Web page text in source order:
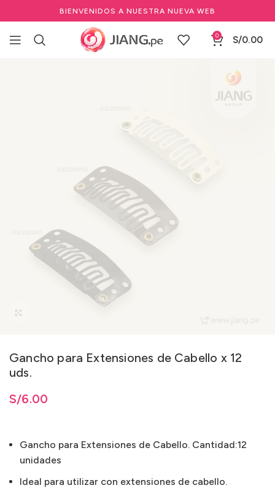
BIENVENIDOS A NUESTRA NUEVA WEB
0 S/0.00
Herramientas de salón de belleza
Gancho para Extensiones de Cabello x 12
uds.
S/6.00
S/6.00
Gancho para Extensiones de Cabello. Cantidad:12
unidades
Ideal para utilizar con extensiones de cabello.